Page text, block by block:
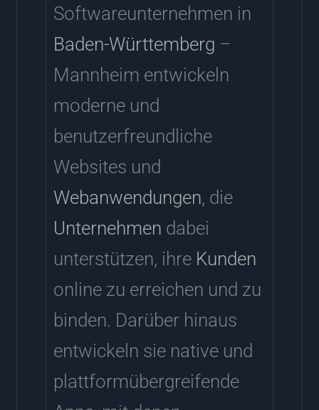
Softwareunternehmen in
Baden-Württemberg –
Mannheim entwickeln
moderne und
benutzerfreundliche
Websites und
Webanwendungen, die
Unternehmen dabei
unterstützen, ihre Kunden
online zu erreichen und zu
binden. Darüber hinaus
entwickeln sie native und
plattformübergreifende